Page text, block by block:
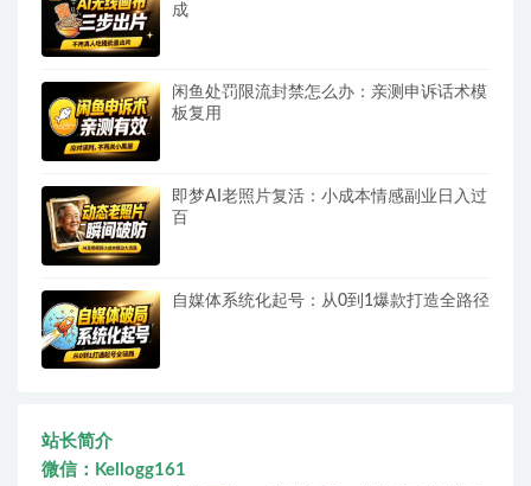
成
闲鱼处罚限流封禁怎么办：亲测申诉话术模
板复用
即梦AI老照片复活：小成本情感副业日入过
百
自媒体系统化起号：从0到1爆款打造全路径
站长简介
微信：Kellogg161